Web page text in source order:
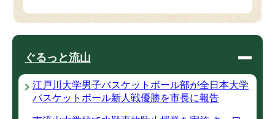
ぐるっと流山
江戸川大学男子バスケットボール部が全日本大学
バスケットボール新人戦優勝を市長に報告